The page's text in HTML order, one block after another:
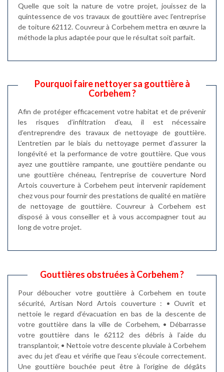
Quelle que soit la nature de votre projet, jouissez de la
quintessence de vos travaux de gouttière avec l’entreprise
de toiture 62112. Couvreur à Corbehem mettra en œuvre la
méthode la plus adaptée pour que le résultat soit parfait.
Pourquoi faire nettoyer sa gouttière à
Corbehem ?
Afin de protéger efficacement votre habitat et de prévenir
les risques d’infiltration d’eau, il est nécessaire
d’entreprendre des travaux de nettoyage de gouttière.
L’entretien par le biais du nettoyage permet d’assurer la
longévité et la performance de votre gouttière. Que vous
ayez une gouttière rampante, une gouttière pendante ou
une gouttière chéneau, l’entreprise de couverture Nord
Artois couverture à Corbehem peut intervenir rapidement
chez vous pour fournir des prestations de qualité en matière
de nettoyage de gouttière. Couvreur à Corbehem est
disposé à vous conseiller et à vous accompagner tout au
long de votre projet.
Gouttières obstruées à Corbehem ?
Pour déboucher votre gouttière à Corbehem en toute
sécurité, Artisan Nord Artois couverture : • Ouvrit et
nettoie le regard d’évacuation en bas de la descente de
votre gouttière dans la ville de Corbehem, • Débarrasse
votre gouttière dans le 62112 des débris à l’aide du
transplantoir, • Nettoie votre descente pluviale à Corbehem
avec du jet d’eau et vérifie que l’eau s’écoule correctement.
Une gouttière bouchée peut être à l’origine de dégâts